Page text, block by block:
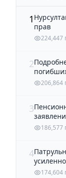
1
прав
224,447
2
206,864
3
186,577
4
174,604